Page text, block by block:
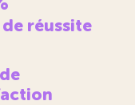
de réussite